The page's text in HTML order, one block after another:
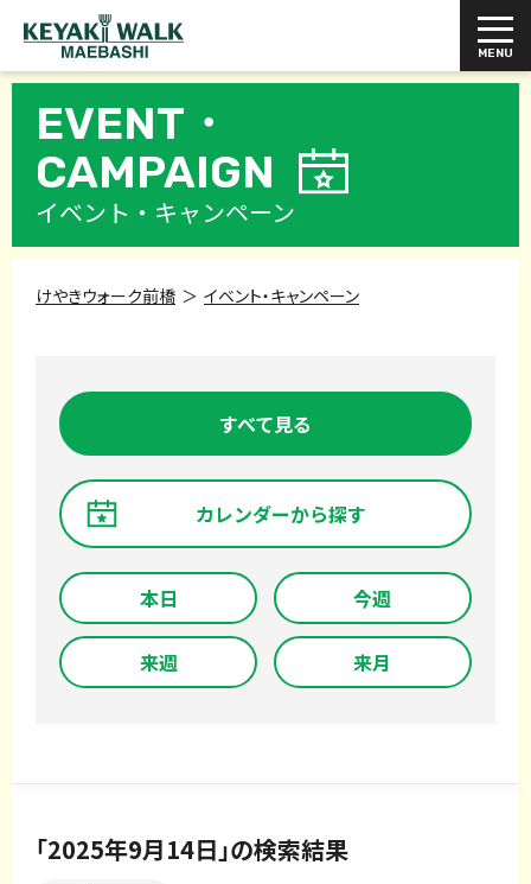
EVENT・
CAMPAIGN
イベント・キャンペーン
けやきウォーク前橋 イベント・キャンペーン
すべて見る
カレンダーから探す
本日 今週
来週 来月
「2025年9月14日」の検索結果